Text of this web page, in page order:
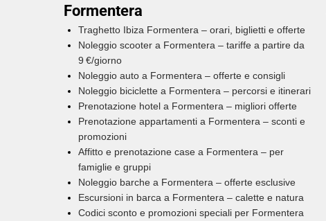
Formentera
Traghetto Ibiza Formentera – orari, biglietti e offerte
Noleggio scooter a Formentera – tariffe a partire da
9 €/giorno
Noleggio auto a Formentera – offerte e consigli
Noleggio biciclette a Formentera – percorsi e itinerari
Prenotazione hotel a Formentera – migliori offerte
Prenotazione appartamenti a Formentera – sconti e
promozioni
Affitto e prenotazione case a Formentera – per
famiglie e gruppi
Noleggio barche a Formentera – offerte esclusive
Escursioni in barca a Formentera – calette e natura
Codici sconto e promozioni speciali per Formentera